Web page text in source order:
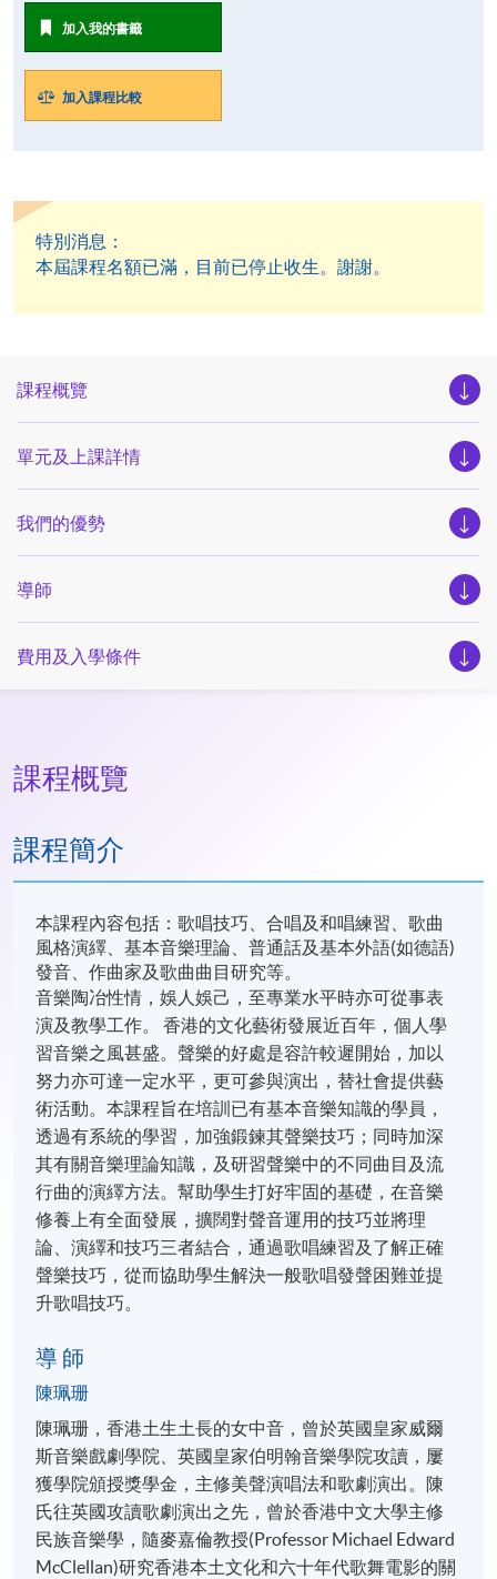
加入我的書籤
加入課程比較
特別消息：
本屆課程名額已滿，目前已停止收生。謝謝。
課程概覽
單元及上課詳情
我們的優勢
導師
費用及入學條件
課程概覽
課程簡介
本課程內容包括：歌唱技巧、合唱及和唱練習、歌曲
風格演繹、基本音樂理論、普通話及基本外語(如德語)
發音、作曲家及歌曲曲目研究等。
音樂陶冶性情，娛人娛己，至專業水平時亦可從事表
演及教學工作。 香港的文化藝術發展近百年，個人學
習音樂之風甚盛。聲樂的好處是容許較遲開始，加以
努力亦可達一定水平，更可參與演出，替社會提供藝
術活動。本課程旨在培訓已有基本音樂知識的學員，
透過有系統的學習，加強鍛鍊其聲樂技巧；同時加深
其有關音樂理論知識，及研習聲樂中的不同曲目及流
行曲的演繹方法。幫助學生打好牢固的基礎，在音樂
修養上有全面發展，擴闊對聲音運用的技巧並將理
論、演繹和技巧三者結合，通過歌唱練習及了解正確
聲樂技巧，從而協助學生解決一般歌唱發聲困難並提
升歌唱技巧。
導 師
陳珮珊
陳珮珊，香港土生土長的女中音，曾於英國皇家威爾
斯音樂戲劇學院、英國皇家伯明翰音樂學院攻讀，屢
獲學院頒授獎學金，主修美聲演唱法和歌劇演出。陳
氏往英國攻讀歌劇演出之先，曾於香港中文大學主修
民族音樂學，隨麥嘉倫教授(Professor Michael Edward
McClellan)研究香港本土文化和六十年代歌舞電影的關